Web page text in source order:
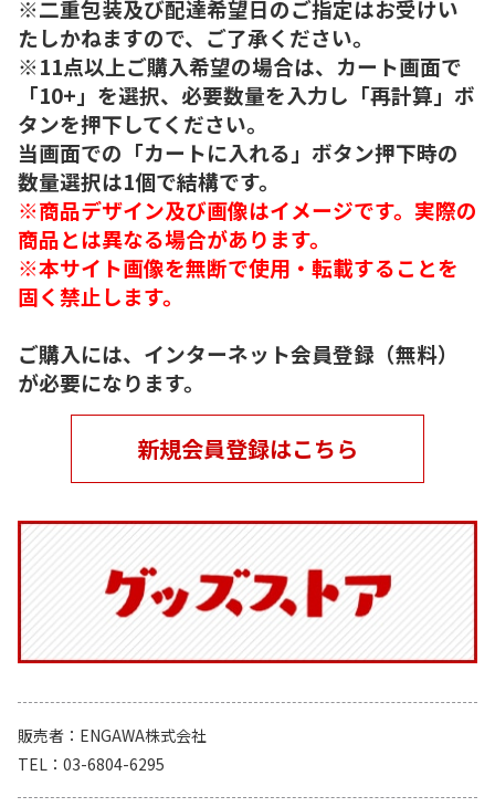
※二重包装及び配達希望日のご指定はお受けい
たしかねますので、ご了承ください。
※11点以上ご購入希望の場合は、カート画面で
「10+」を選択、必要数量を入力し「再計算」ボ
タンを押下してください。
当画面での「カートに入れる」ボタン押下時の
数量選択は1個で結構です。
※商品デザイン及び画像はイメージです。実際の
商品とは異なる場合があります。
※本サイト画像を無断で使用・転載することを
固く禁止します。
ご購入には、インターネット会員登録（無料）
が必要になります。
新規会員登録はこちら
販売者
ENGAWA株式会社
TEL
03-6804-6295